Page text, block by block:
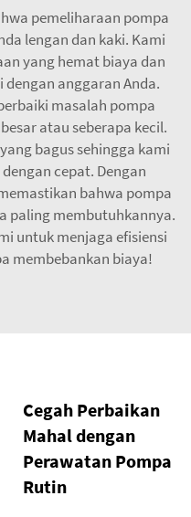
pemeliharaan pompa
lengan dan kaki. Kami
yang hemat biaya dan
anggaran Anda.
masalah pompa
atau seberapa kecil.
bagus sehingga kami
cepat. Dengan
bahwa pompa
paling membutuhkannya.
untuk menjaga efisiensi
membebankan biaya!
Cegah Perbaikan
Mahal dengan
Perawatan Pompa
Rutin